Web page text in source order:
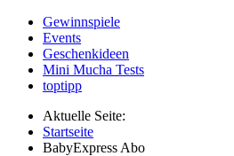
Gewinnspiele
Events
Geschenkideen
Mini Mucha Tests
toptipp
Aktuelle Seite:
Startseite
BabyExpress Abo